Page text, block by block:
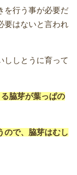
を行う事が必要だ
要はないと言われ
ししとうに育って
脇芽が葉っぱの
ので、脇芽はむし